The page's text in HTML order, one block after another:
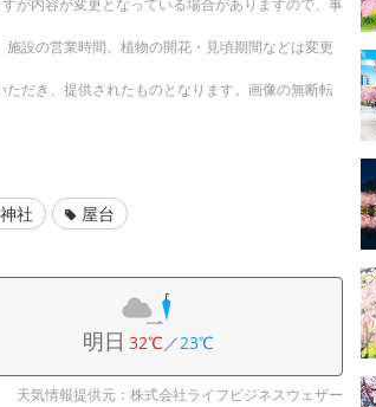
が内容が変更となっている場合がありますので、事
設の営業時間、植物の開花・見頃期間などは変更
だき、提供されたものとなります。画像の無断転
社 屋台
明日 32℃／23℃
天気情報提供元：株式会社ライフビジネスウェザー